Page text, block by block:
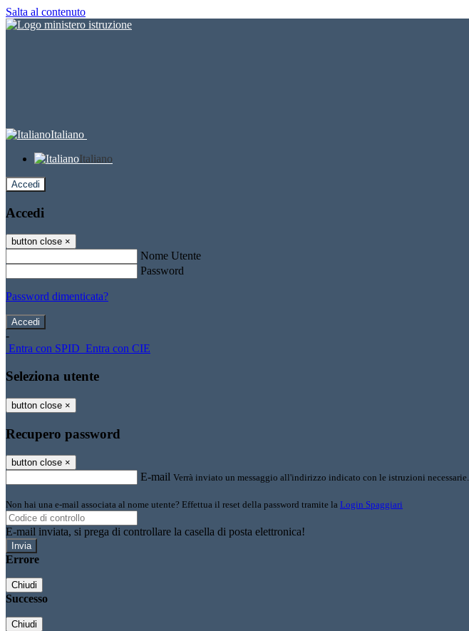
Salta al contenuto
Italiano
Italiano
Accedi
Accedi
button close ×
Nome Utente
Password
Password dimenticata?
-
Entra con SPID Entra con CIE
Seleziona utente
button close ×
Recupero password
button close ×
E-mail Verrà inviato un messaggio all'indirizzo indicato con le istruzioni necessarie.
Non hai una e-mail associata al nome utente? Effettua il reset della password tramite la Login Spaggiari
E-mail inviata, si prega di controllare la casella di posta elettronica!
Errore
Chiudi
Successo
Chiudi